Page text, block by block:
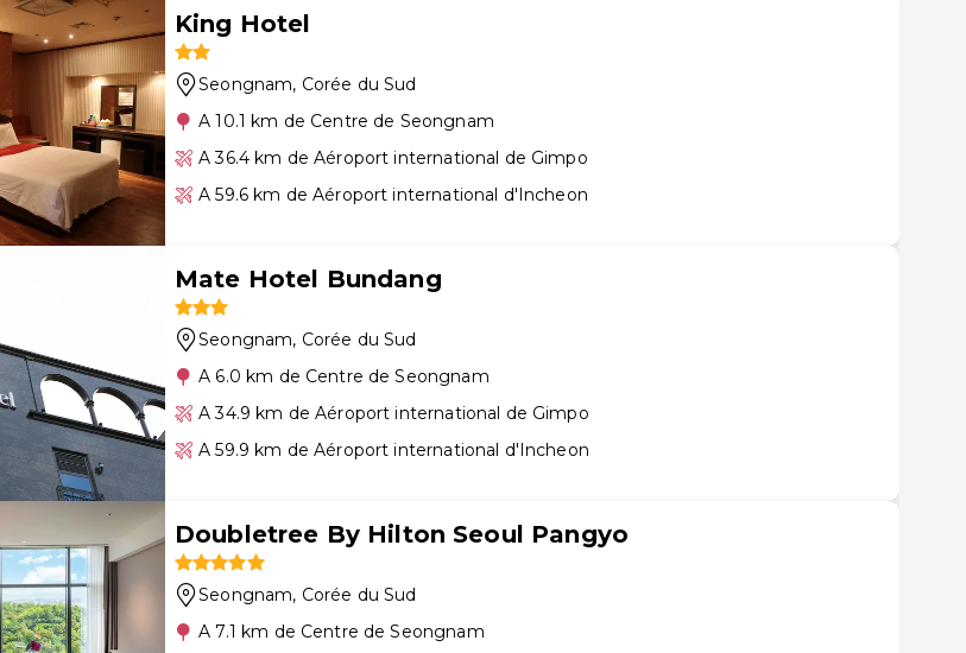
King Hotel
Seongnam, Corée du Sud
A 10.1 km de Centre de Seongnam
A 36.4 km de Aéroport international de Gimpo
A 59.6 km de Aéroport international d'Incheon
Mate Hotel Bundang
Seongnam, Corée du Sud
A 6.0 km de Centre de Seongnam
A 34.9 km de Aéroport international de Gimpo
A 59.9 km de Aéroport international d'Incheon
Doubletree By Hilton Seoul Pangyo
Seongnam, Corée du Sud
A 7.1 km de Centre de Seongnam